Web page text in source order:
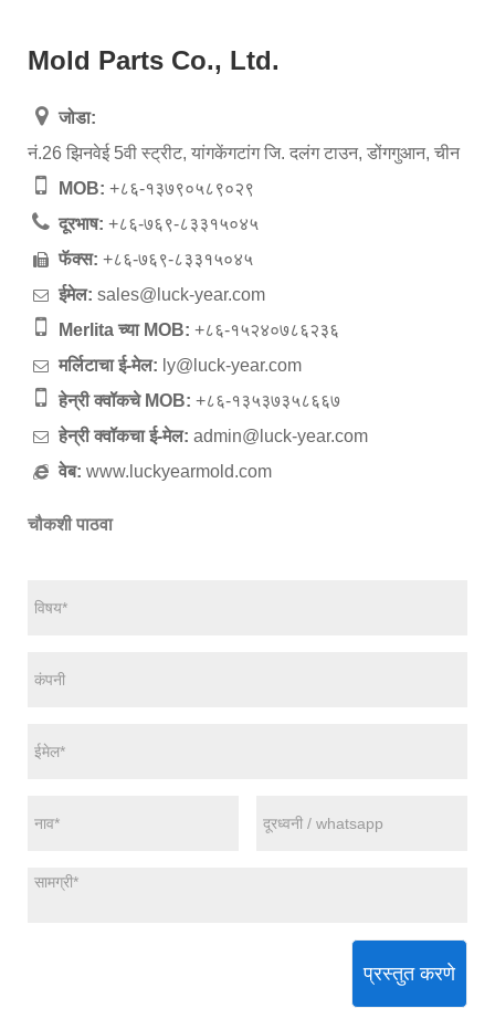
Mold Parts Co., Ltd.
जोडा:
नं.26 झिनवेई 5वी स्ट्रीट, यांगकेंगटांग जि. दलंग टाउन, डोंगगुआन, चीन
MOB: +८६-१३७९०५८९०२९
दूरभाष: +८६-७६९-८३३१५०४५
फॅक्स: +८६-७६९-८३३१५०४५
ईमेल: sales@luck-year.com
Merlita च्या MOB: +८६-१५२४०७८६२३६
मर्लिटाचा ई-मेल: ly@luck-year.com
हेन्री क्वॉकचे MOB: +८६-१३५३७३५८६६७
हेन्री क्वॉकचा ई-मेल: admin@luck-year.com
वेब: www.luckyearmold.com
चौकशी पाठवा
प्रस्तुत करणे